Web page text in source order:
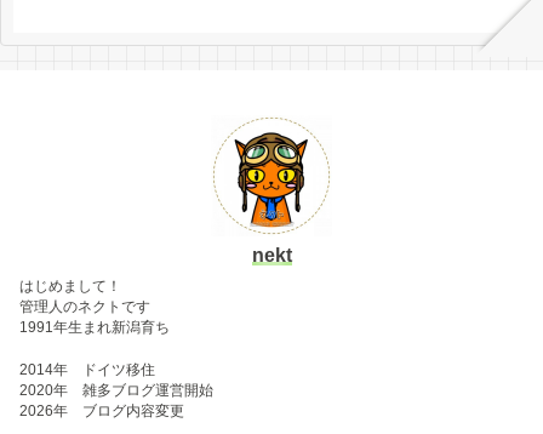
nekt
はじめまして！
管理人のネクトです
1991年生まれ新潟育ち
2014年 ドイツ移住
2020年 雑多ブログ運営開始
2026年 ブログ内容変更